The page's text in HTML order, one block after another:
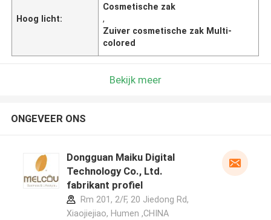
Hoog licht:
Cosmetische zak
,
Zuiver cosmetische zak Multi-
colored
Bekijk meer
ONGEVEER ONS
Dongguan Maiku Digital
Technology Co., Ltd.
fabrikant profiel
Rm 201, 2/F, 20 Jiedong Rd,
Xiaojiejiao, Humen ,CHINA